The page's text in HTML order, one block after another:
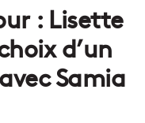
: Lisette
d’un
Samia